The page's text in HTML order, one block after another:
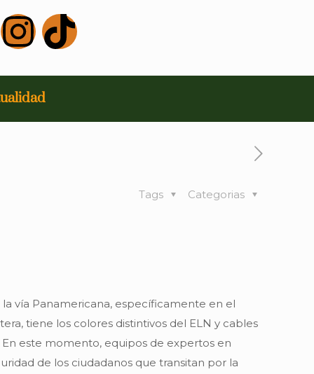
Categorias
Tags
vía Panamericana, específicamente en el
tiene los colores distintivos del ELN y cables
este momento, equipos de expertos en
de los ciudadanos que transitan por la